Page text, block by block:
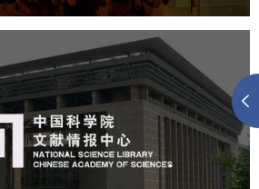
院文献情报中心
设